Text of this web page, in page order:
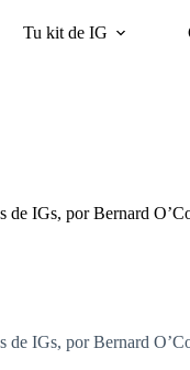
Tu kit de IG
de IGs, por Bernard
de IGs, por Bernard